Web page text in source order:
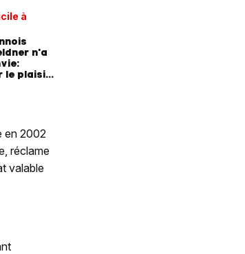
à
n'a
le plaisir
en 2002
réclame
valable